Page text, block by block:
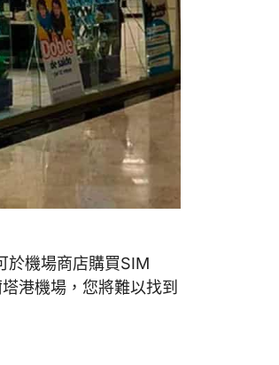
於機場商店購買SIM
港機場，您將難以找到